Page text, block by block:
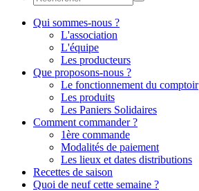
Qui sommes-nous ?
L'association
L'équipe
Les producteurs
Que proposons-nous ?
Le fonctionnement du comptoir
Les produits
Les Paniers Solidaires
Comment commander ?
1ère commande
Modalités de paiement
Les lieux et dates distributions
Recettes de saison
Quoi de neuf cette semaine ?